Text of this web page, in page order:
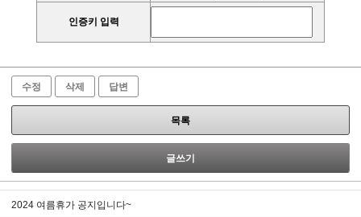
인증키 입력
수정 삭제 답변
목록
글쓰기
2024 여름휴가 공지입니다~